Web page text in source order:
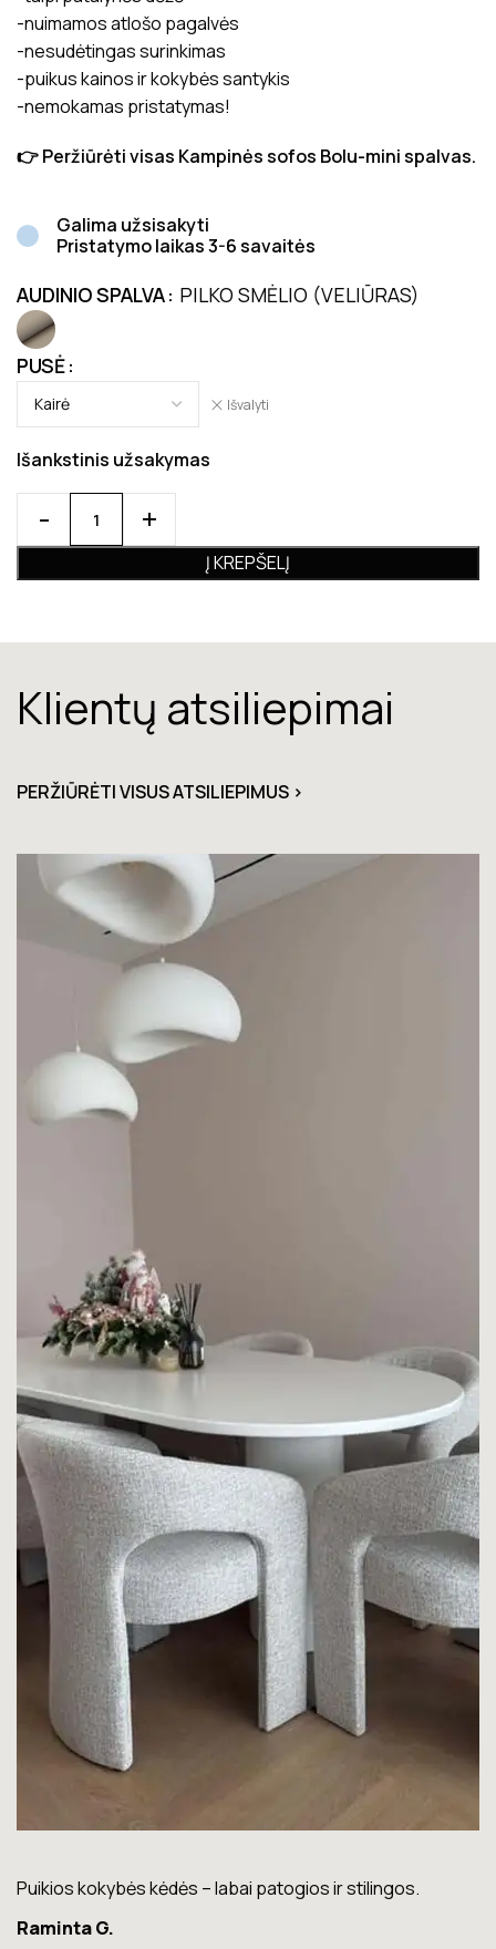
-nuimamos atlošo pagalvės
-nesudėtingas surinkimas
-puikus kainos ir kokybės santykis
-nemokamas pristatymas!
👉 Peržiūrėti visas Kampinės sofos Bolu-mini spalvas.
Galima užsisakyti
Pristatymo laikas 3-6 savaitės
AUDINIO SPALVA PILKO SMĖLIO (VELIŪRAS)
PUSĖ
Išvalyti
Išankstinis užsakymas
Į KREPŠELĮ
Klientų atsiliepimai
PERŽIŪRĖTI VISUS ATSILIEPIMUS >
Puikios kokybės kėdės – labai patogios ir stilingos.
Raminta G.